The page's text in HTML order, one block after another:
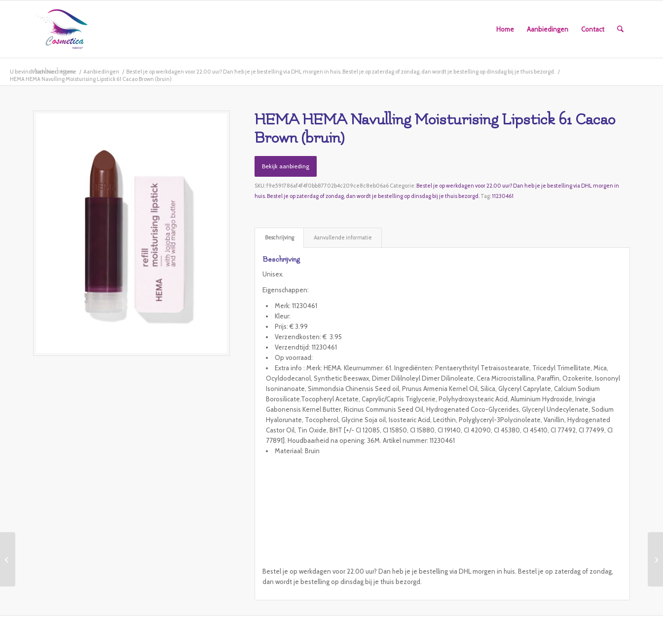
Home Aanbiedingen Contact
Aanbiedingen
U bevindt zich hier: Home / Aanbiedingen / Bestel je op werkdagen voor 22.00 uur? Dan heb je je bestelling via DHL morgen in huis. Bestel je op zaterdag of zondag, dan wordt je bestelling op dinsdag bij je thuis bezorgd. /
HEMA HEMA Navulling Moisturising Lipstick 61 Cacao Brown (bruin)
HEMA HEMA Navulling Moisturising Lipstick 61 Cacao
Brown (bruin)
Bekijk aanbieding
SKU:f9e591786af4f4f0bb87702b4c209ce8c8eb06a6 Categorie: Bestel je op werkdagen voor 22.00 uur? Dan heb je je bestelling via DHL morgen in
huis. Bestel je op zaterdag of zondag, dan wordt je bestelling op dinsdag bij je thuis bezorgd. Tag:11230461
Beschrijving Aanvullende informatie
Beschrijving
Unisex.
Eigenschappen:
Merk: 11230461
Kleur:
Prijs: € 3.99
Verzendkosten: € 3.95
Verzendtijd: 11230461
Op voorraad:
Extra info : Merk: HEMA. Kleurnummer: 61. Ingrediënten: Pentaerythrityl Tetraisostearate, Tricedyl Trimellitate, Mica,
Ocyldodecanol, Synthetic Beeswax, Dimer Dililnoleyl Dimer Dilinoleate, Cera Microcristallina, Paraffin, Ozokerite, Isononyl
Isoninanoate, Simmondsia Chinensis Seed oil, Prunus Armenia Kernel Oil, Silica, Glyceryl Caprylate, Calcium Sodium
Borosilicate.Tocopheryl Acetate, Caprylic/Capris Triglycerie, Polyhydroxystearic Acid, Aluminium Hydroxide, Irvingia
Gabonensis Kernel Butter, Ricinus Communis Seed Oil, Hydrogenated Coco-Glycerides, Glyceryl Undecylenate, Sodium
Hyalorunate, Tocopherol, Glycine Soja oil, Isostearic Acid, Lecithin, Polyglyceryl-3Polycinoleate, Vanillin, Hydrogenated
Castor Oil, Tin Oxide, BHT [+/- CI 12085, CI 15850, CI 15880, CI 19140, CI 42090, CI 45380, CI 45410, CI 77492, CI 77499, CI
77891]. Houdbaarheid na opening: 36M. Artikel nummer: 11230461
Materiaal: Bruin
Bestel je op werkdagen voor 22.00 uur? Dan heb je je bestelling via DHL morgen in huis. Bestel je op zaterdag of zondag,
dan wordt je bestelling op dinsdag bij je thuis bezorgd.